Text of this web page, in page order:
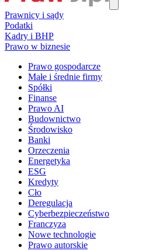
Prawnicy i sądy
Podatki
Kadry i BHP
Prawo w biznesie
Prawo gospodarcze
Małe i średnie firmy
Spółki
Finanse
Prawo AI
Budownictwo
Środowisko
Banki
Orzeczenia
Energetyka
ESG
Kredyty
Cło
Deregulacja
Cyberbezpieczeństwo
Franczyza
Nowe technologie
Prawo autorskie